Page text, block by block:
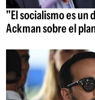
"El socialismo es un
Ackman sobre el